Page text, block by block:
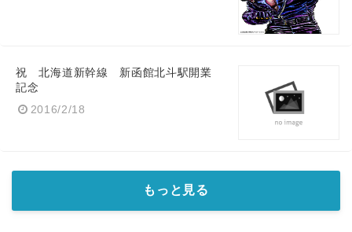
祝 北海道新幹線 新函館北斗駅開業
記念
2016/2/18
もっと見る
Japanese